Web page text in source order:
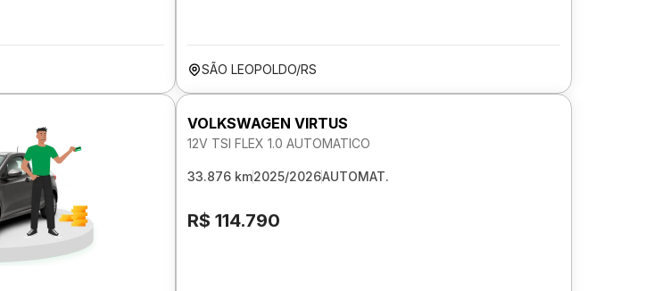
SÃO LEOPOLDO/RS
VOLKSWAGEN VIRTUS
12V TSI FLEX 1.0 AUTOMATICO
33.876 km2025/2026AUTOMAT.
R$ 114.790